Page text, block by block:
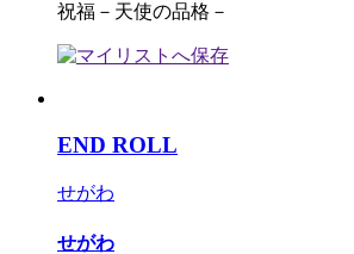
祝福－天使の品格－
END ROLL
せがわ
せがわ